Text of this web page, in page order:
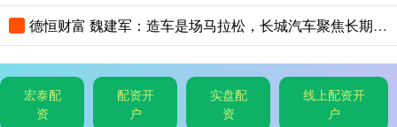
德恒财富 魏建军：造车是场马拉松，长城汽车聚焦长期主义与有质量的市占率
宏泰配
资
配资开
户
实盘配
资
线上配资开
户